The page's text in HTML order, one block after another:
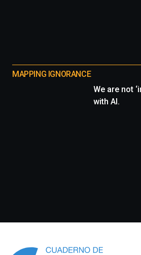
MAPPING IGNORANCE
We are not
with AI.